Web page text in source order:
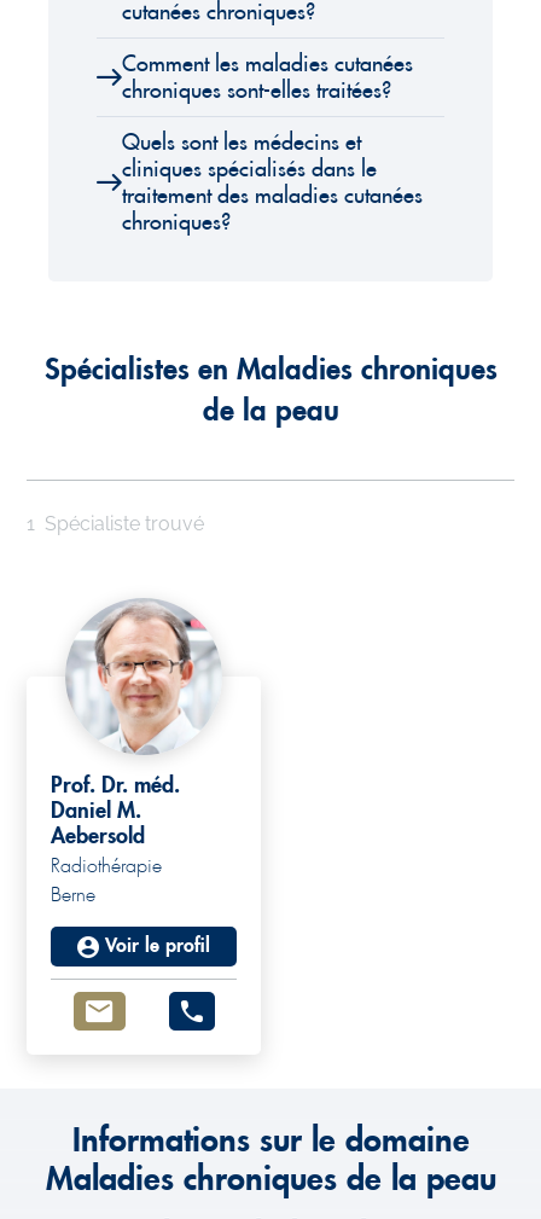
cutanées chroniques?
Comment les maladies cutanées
chroniques sont-elles traitées?
Quels sont les médecins et
cliniques spécialisés dans le
traitement des maladies cutanées
chroniques?
Spécialistes en Maladies chroniques
de la peau
1 Spécialiste trouvé
Prof. Dr. méd.
Daniel M.
Aebersold
Radiothérapie
Berne
Voir le profil
Informations sur le domaine
Maladies chroniques de la peau